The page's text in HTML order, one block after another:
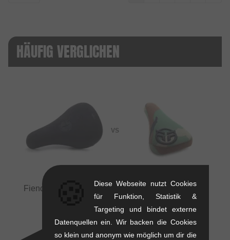
HÄUFIG VERGLICHEN
VS
Fiend BMX "Palmere V4" Pivotal Sattel vsFederal
Bikes "Logo Stealth" Pivotal Sattel
Diese Webseite nutzt Cookies
für Funktion, Statistik &
Targeting und bindet externe
Datenquellen ein. Wir backen die Cookies
so klein und anonym wie möglich um dir die